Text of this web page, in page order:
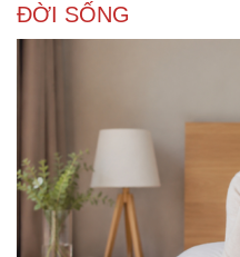
Sân khấu - Điện ảnh
Văn học
Âm nhạc
Di sản
ĐỜI SỐNG